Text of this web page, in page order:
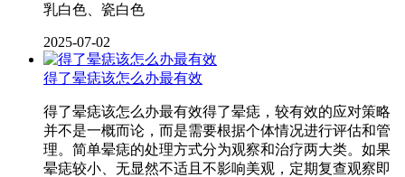
乳白色、瓷白色
2025-07-02
得了晕痣该怎么办最有效
得了晕痣该怎么办最有效得了晕痣，较有效的应对策略
并不是一概而论，而是需要根据个体情况进行评估和管
理。简单晕痣的处理方式分为观察和治疗两大类。如果
晕痣较小、无显然不适且不影响美观，定期复查观察即